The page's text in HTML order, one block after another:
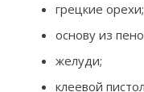
грецкие орехи;
основу из
желуди;
клеевой